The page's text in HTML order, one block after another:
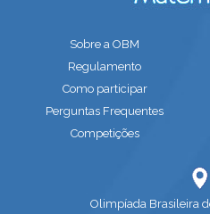
Sobre a OBM
Regulamento
Como participar
Perguntas Frequentes
Competições
Olimpíada Brasileira